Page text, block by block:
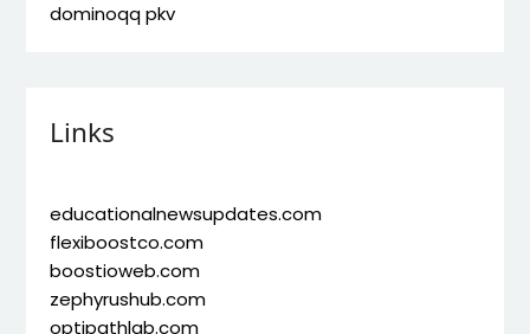
dominoqq pkv
Links
educationalnewsupdates.com
flexiboostco.com
boostioweb.com
zephyrushub.com
optipathlab.com